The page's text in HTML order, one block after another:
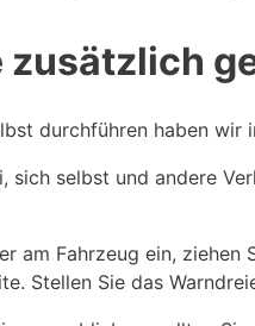
durchführen haben wir
sich selbst und andere
am Fahrzeug ein,
Stellen Sie das